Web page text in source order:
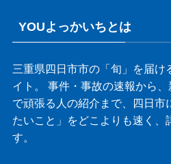
YOUよっかいちとは
三重県四日市市の「旬」を届け
イト。 事件・事故の速報から
で頑張る人の紹介まで、四日市
たいこと」をどこよりも速く、
す。